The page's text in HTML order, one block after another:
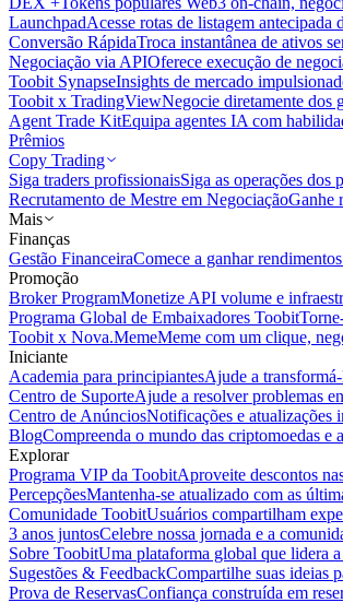
LaunchpadAcesse rotas de listagem antecipada
Conversão RápidaTroca instantânea de ativos
Negociação via APIOferece execução de
Toobit SynapseInsights de mercado
Toobit x TradingViewNegocie diretamente dos
Agent Trade KitEquipa agentes IA com
Prêmios
Copy Trading
Siga traders profissionaisSiga as operações dos
Recrutamento de Mestre em NegociaçãoGanhe
Mais
Finanças
Gestão FinanceiraComece a ganhar
Promoção
Broker ProgramMonetize API volume e
Programa Global de Embaixadores Toobit
Toobit x Nova.MemeMeme com um clique,
Iniciante
Academia para principiantesAjude a
Centro de SuporteAjude a resolver problemas
Centro de AnúnciosNotificações e atualizações
BlogCompreenda o mundo das criptomoedas e
Explorar
Programa VIP da ToobitAproveite descontos
PercepçõesMantenha-se atualizado com as
Comunidade ToobitUsuários compartilham
3 anos juntosCelebre nossa jornada e a
Sobre ToobitUma plataforma global que lidera
Sugestões & FeedbackCompartilhe suas ideias
Prova de ReservasConfiança construída em